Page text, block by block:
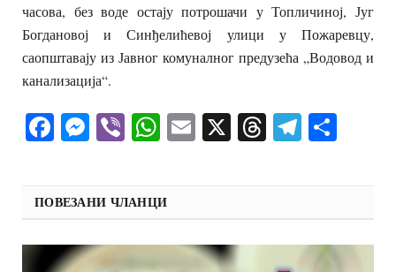
часова, без воде остају потрошачи у Топличиној, Југ
Богдановој и Синђелићевој улици у Пожаревцу,
саопштавају из Јавног комуналног предузећа „Водовод и
канализација“.
Facebook
Messenger
ViberWhatsApp
Email
X Threads
ПОВЕЗАНИ ЧЛАНЦИ